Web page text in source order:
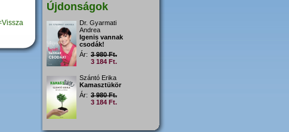
Újdonságok
Dr. Gyarmati
Andrea
Igenis vannak
csodák!
Ár: 3 980 Ft.
3 184 Ft.
Szántó Erika
Kamasztükör
Ár: 3 980 Ft.
3 184 Ft.